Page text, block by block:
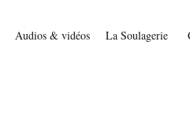
Audios & vidéos La Soulagerie